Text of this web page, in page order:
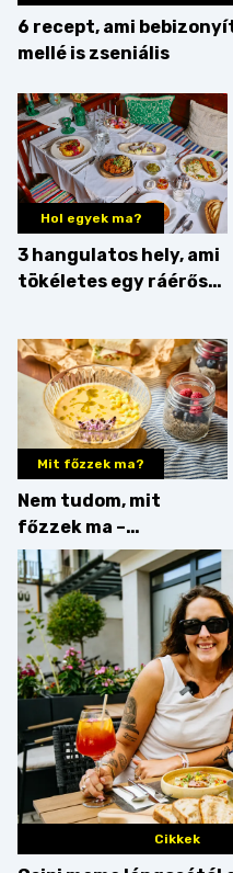
6 recept, ami
mellé is zseniális
Hol egyek ma?
3 hangulatos hely, ami
tökéletes egy ráérős
Mit főzzek ma?
Nem tudom, mit
főzzek ma –
Villámgyors menü
Cikkek